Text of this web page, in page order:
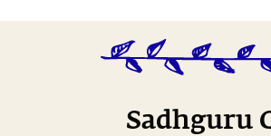
Sadhguru